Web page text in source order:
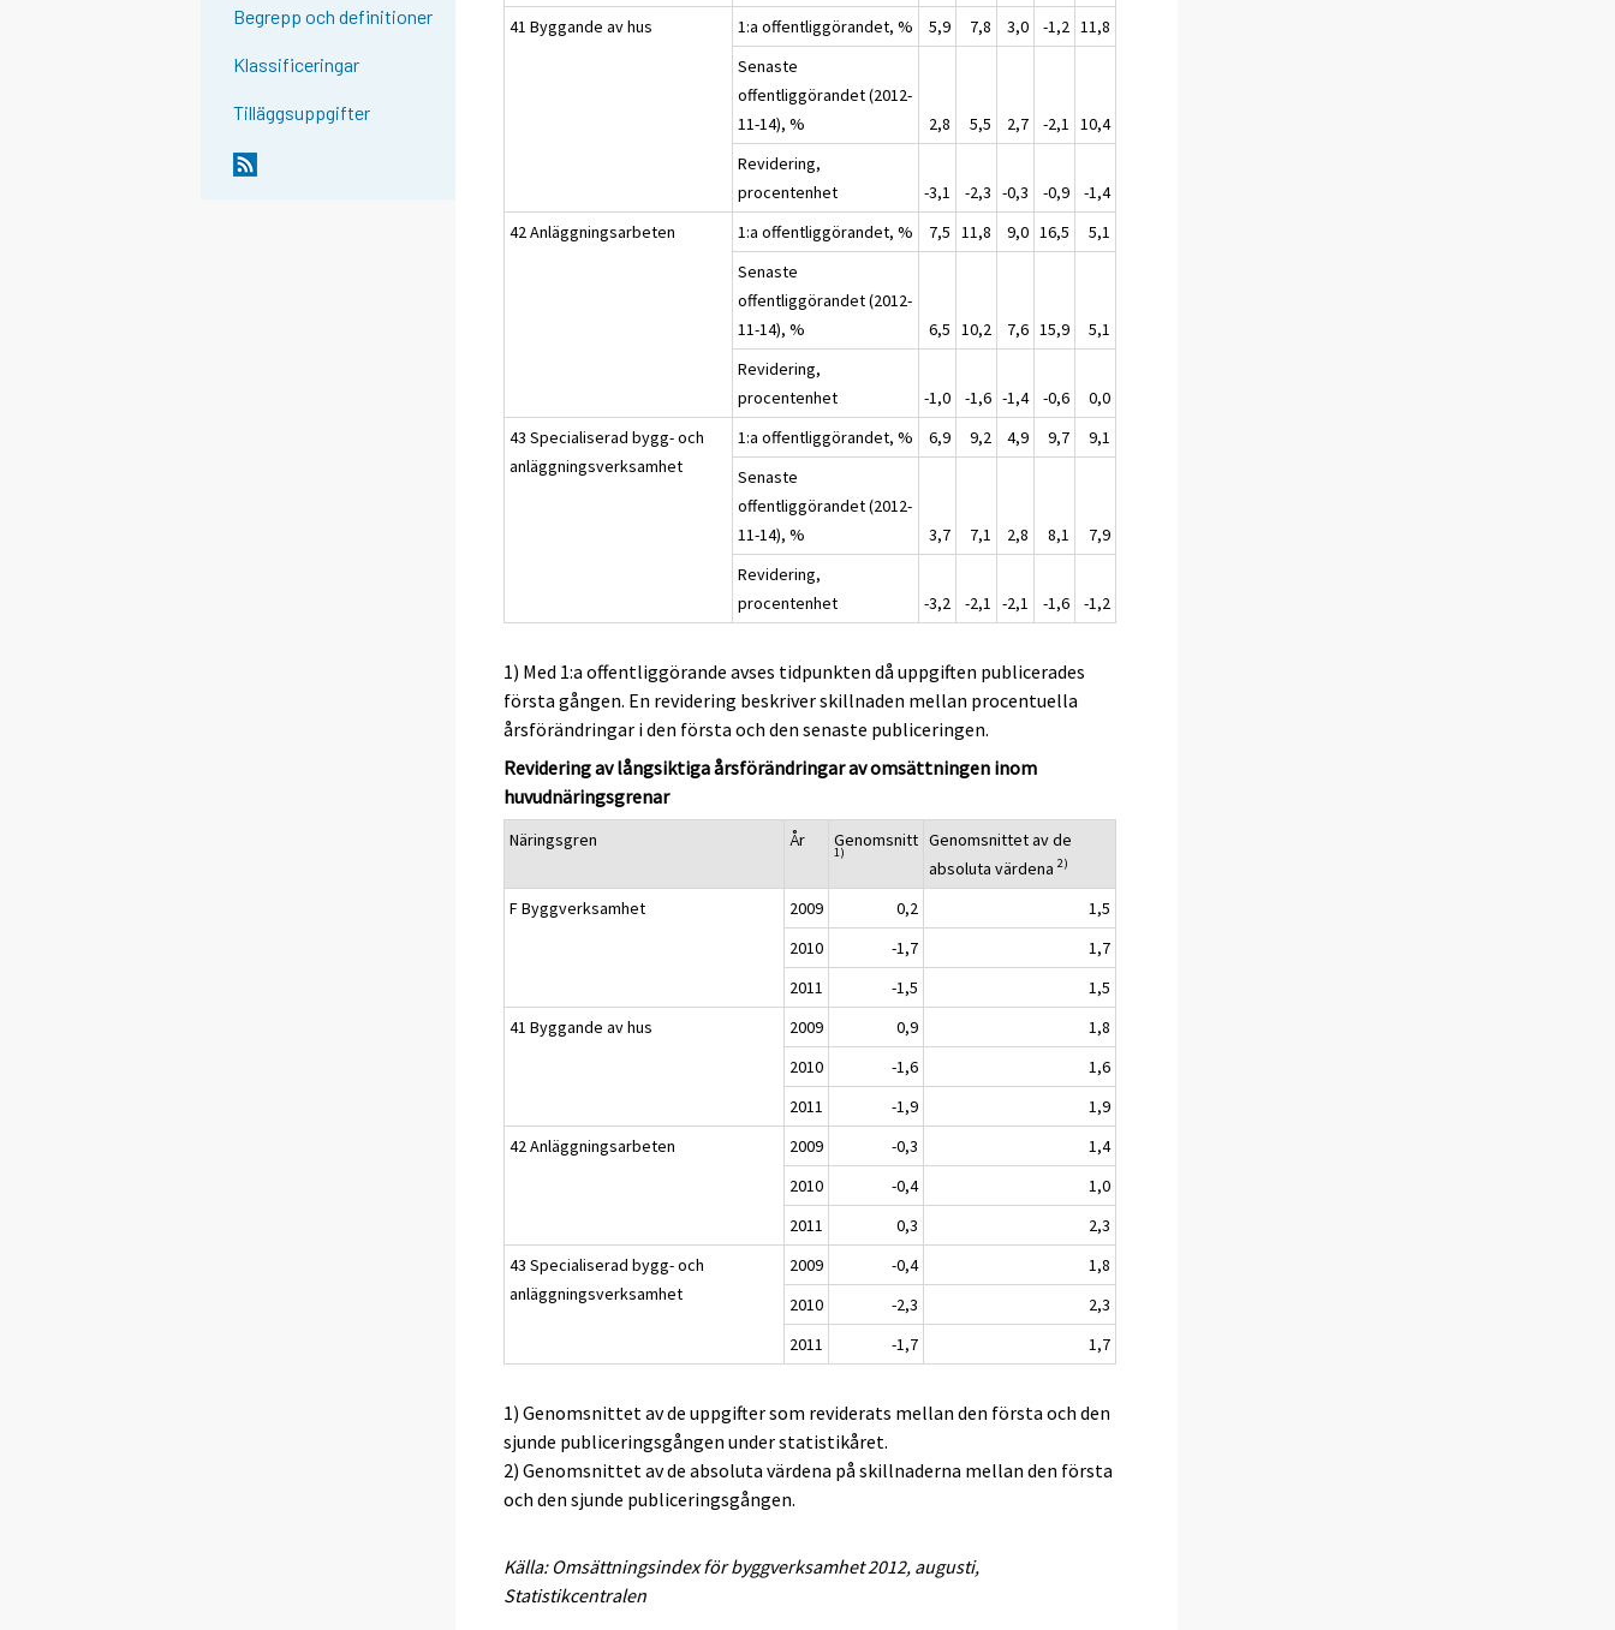
Begrepp och definitioner
Klassificeringar
Tilläggsuppgifter
41 Byggande av hus
1:a offentliggörandet, % 5,9 7,8 3,0 -1,2 11,8
Senaste
offentliggörandet (2012-
11-14), %
2,8 5,5 2,7 -2,1 10,4
Revidering,
procentenhet
-3,1 -2,3 -0,3 -0,9
-1,4
42 Anläggningsarbeten
1:a offentliggörandet, % 7,5 11,8 9,0 16,5
5,1
Senaste
offentliggörandet (2012-
11-14), %
6,5 10,2 7,6 15,9
5,1
Revidering,
procentenhet
-1,0 -1,6 -1,4 -0,6
0,0
43 Specialiserad bygg- och
anläggningsverksamhet
1:a offentliggörandet, % 6,9 9,2 4,9 9,7
9,1
Senaste
offentliggörandet (2012-
11-14), %
3,7 7,1 2,8 8,1
7,9
Revidering,
procentenhet
-3,2 -2,1 -2,1 -1,6 -1,2
1) Med 1:a offentliggörande avses tidpunkten då uppgiften publicerades
första gången. En revidering beskriver skillnaden mellan procentuella
årsförändringar i den första och den senaste publiceringen.
Revidering av långsiktiga årsförändringar av omsättningen inom
huvudnäringsgrenar
Näringsgren År Genomsnitt
1)
Genomsnittet av de
absoluta värdena2)
F Byggverksamhet 2009 0,2
1,5
2010
-1,7
1,7
2011
-1,5
1,5
41 Byggande av hus
2009 0,9
1,8
2010
-1,6
1,6
2011
-1,9
1,9
42 Anläggningsarbeten
2009 -0,3
1,4
2010
-0,4
1,0
2011
0,3
2,3
43 Specialiserad bygg- och
anläggningsverksamhet
2009 -0,4
1,8
2010
-2,3
2,3
2011
-1,7 1,7
1) Genomsnittet av de uppgifter som reviderats mellan den första och den
sjunde publiceringsgången under statistikåret.
2) Genomsnittet av de absoluta värdena på skillnaderna mellan den första
och den sjunde publiceringsgången.
Källa: Omsättningsindex för byggverksamhet 2012, augusti,
Statistikcentralen